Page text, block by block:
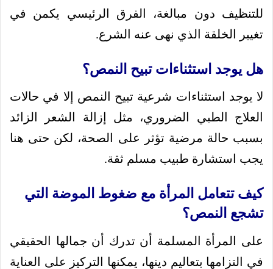
للتنظيف دون مبالغة، الفرق الرئيسي يكمن في
تغيير الخلقة الذي نهى عنه الشرع.
هل يوجد استثناءات تبيح النمص؟
لا يوجد استثناءات شرعية تبيح النمص إلا في حالات
العلاج الطبي الضروري، مثل إزالة الشعر الزائد
بسبب حالة مرضية تؤثر على الصحة، لكن حتى هنا
يجب استشارة طبيب مسلم ثقة.
كيف تتعامل المرأة مع ضغوط الموضة التي
تشجع النمص؟
على المرأة المسلمة أن تدرك أن جمالها الحقيقي
في التزامها بتعاليم دينها، يمكنها التركيز على العناية